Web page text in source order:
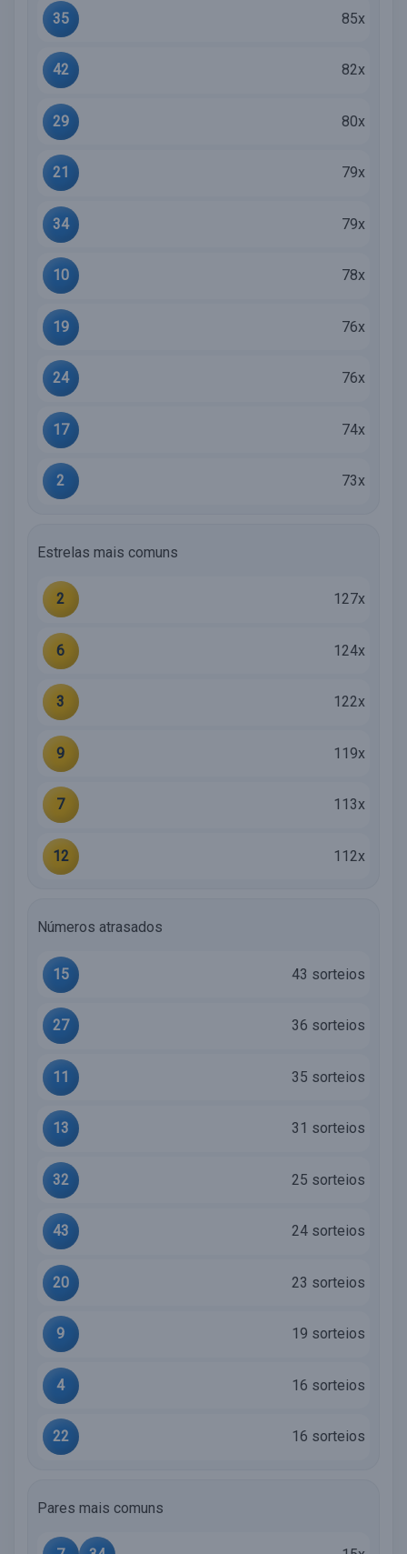
35 85x
42 82x
29 80x
21 79x
34 79x
10 78x
19 76x
24 76x
17 74x
2 73x
Estrelas mais comuns
2 127x
6 124x
3 122x
9 119x
7 113x
12 112x
Números atrasados
15 43 sorteios
27 36 sorteios
11 35 sorteios
13 31 sorteios
32 25 sorteios
43 24 sorteios
20 23 sorteios
9 19 sorteios
4 16 sorteios
22 16 sorteios
Pares mais comuns